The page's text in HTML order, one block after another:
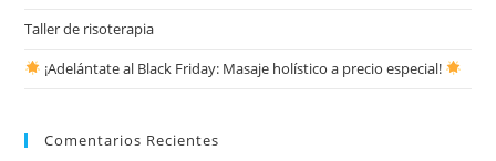
Taller de risoterapia
¡Adelántate al Black Friday: Masaje holístico a precio especial!
Comentarios Recientes